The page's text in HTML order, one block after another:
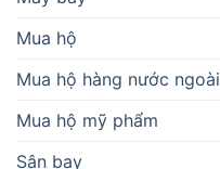
Mua hộ
Mua hộ hàng nước ngoài
Mua hộ mỹ phẩm
Sân bay